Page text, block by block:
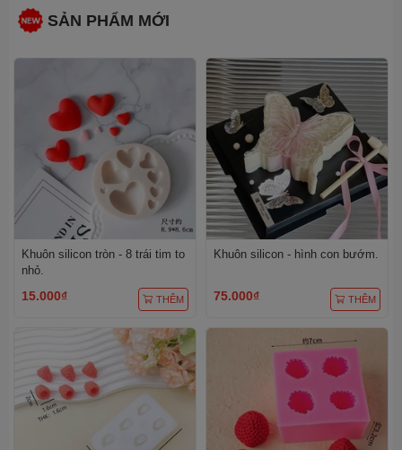
SẢN PHẨM MỚI
Khuôn silicon tròn - 8 trái tim to
nhỏ.
15.000₫ THÊM
Khuôn silicon - hình con bướm.
75.000₫ THÊM